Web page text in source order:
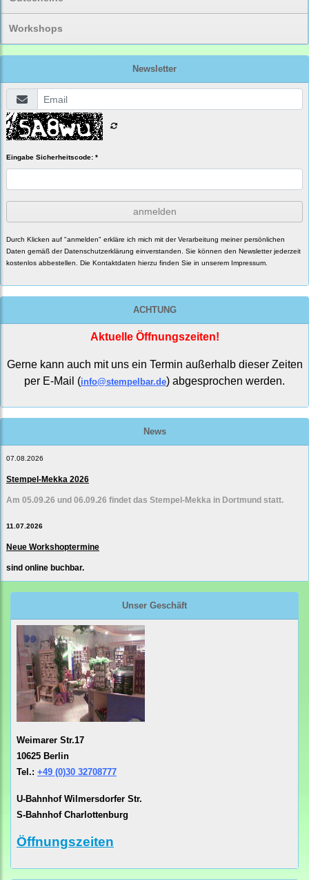
Workshops
Newsletter
Eingabe Sicherheitscode: *
anmelden
Durch Klicken auf "anmelden" erkläre ich mich mit der Verarbeitung meiner persönlichen
Daten gemäß der Datenschutzerklärung einverstanden. Sie können den Newsletter jederzeit
kostenlos abbestellen. Die Kontaktdaten hierzu finden Sie in unserem Impressum.
ACHTUNG
Aktuelle Öffnungszeiten!
Gerne kann auch mit uns ein Termin außerhalb dieser Zeiten
per E-Mail (info@stempelbar.de) abgesprochen werden.
News
07.08.2026
Stempel-Mekka 2026
Am 05.09.26 und 06.09.26 findet das Stempel-Mekka in Dortmund statt.
11.07.2026
Neue Workshoptermine
sind online buchbar.
Unser Geschäft
Weimarer Str.17
10625 Berlin
Tel.: +49 (0)30 32708777
U-Bahnhof Wilmersdorfer Str.
S-Bahnhof Charlottenburg
Öffnungszeiten